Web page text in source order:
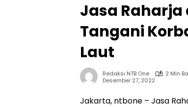
Jasa Raharja
Tangani
Laut
Redaksi NTB One
2 Min
Desember 27, 2022
Jakarta, ntbone – Jasa